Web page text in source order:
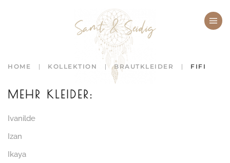
Zum Hauptinhalt springen
HOME KOLLEKTION BRAUTKLEIDER FIFI
MEHR KLEIDER:
Ivanilde
Izan
Ikaya